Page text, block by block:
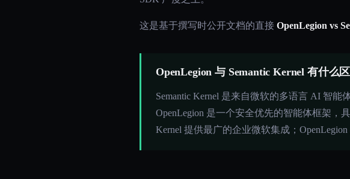
这是基于撰写时公开文档的直接 OpenLegion vs
OpenLegion 与 Semantic Kernel 有什么
Semantic Kernel 是来自微软的多语言 AI 智能
OpenLegion 是一个安全优先的智能体框架，
Kernel 提供最广的企业微软集成；